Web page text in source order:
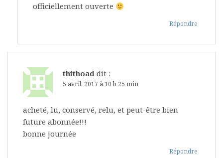
officiellement ouverte
Répondre
thithoad dit :
5 avril, 2017 à 10 h 25 min
acheté, lu, conservé, relu, et peut-être bien
future abonnée!!!
bonne journée
Répondre